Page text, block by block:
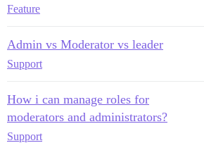
Feature
Admin vs Moderator vs leader
Support
How i can manage roles for
moderators and administrators?
Support